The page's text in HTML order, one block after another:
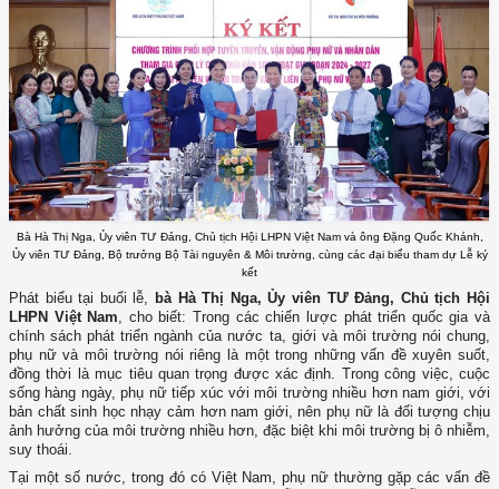
Bà Hà Thị Nga, Ủy viên TƯ Đảng, Chủ tịch Hội LHPN Việt Nam và ông Đặng Quốc Khánh,
Ủy viên TƯ Đảng, Bộ trưởng Bộ Tài nguyên & Môi trường, cùng các đại biểu tham dự Lễ ký
kết
Phát biểu tại buổi lễ, bà Hà Thị Nga, Ủy viên TƯ Đảng, Chủ tịch Hội
LHPN Việt Nam, cho biết: Trong các chiến lược phát triển quốc gia và
chính sách phát triển ngành của nước ta, giới và môi trường nói chung,
phụ nữ và môi trường nói riêng là một trong những vấn đề xuyên suốt,
đồng thời là mục tiêu quan trọng được xác định. Trong công việc, cuộc
sống hàng ngày, phụ nữ tiếp xúc với môi trường nhiều hơn nam giới, với
bản chất sinh học nhạy cảm hơn nam giới, nên phụ nữ là đối tượng chịu
ảnh hưởng của môi trường nhiều hơn, đặc biệt khi môi trường bị ô nhiễm,
suy thoái.
Tại một số nước, trong đó có Việt Nam, phụ nữ thường gặp các vấn đề